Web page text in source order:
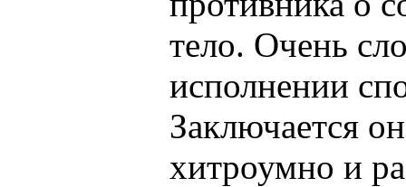
тело. Очень
исполнении
Заключается
хитроумно и